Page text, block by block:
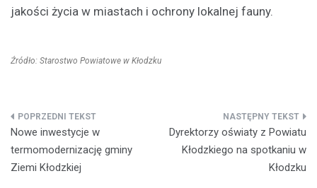
jakości życia w miastach i ochrony lokalnej fauny.
Źródło: Starostwo Powiatowe w Kłodzku
Nawigacja
wpisu
Nowe inwestycje w
termomodernizację gminy
Ziemi Kłodzkiej
Dyrektorzy oświaty z Powiatu
Kłodzkiego na spotkaniu w
Kłodzku